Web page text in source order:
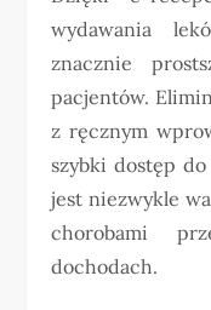
wydawania
znacznie
pacjentów.
z ręcznym
szybki dostęp
jest niezwykle
chorobami
dochodach.